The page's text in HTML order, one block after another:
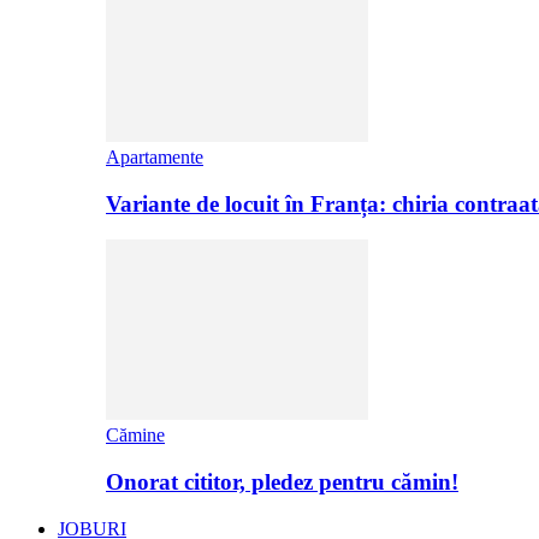
Apartamente
Variante de locuit în Franța: chiria
Cămine
Onorat cititor, pledez pentru cămin!
JOBURI